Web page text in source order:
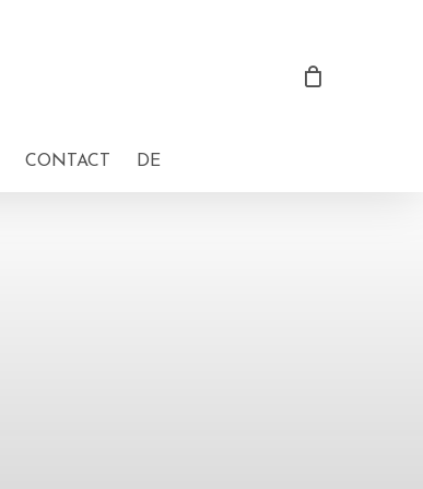
CONTACT DE